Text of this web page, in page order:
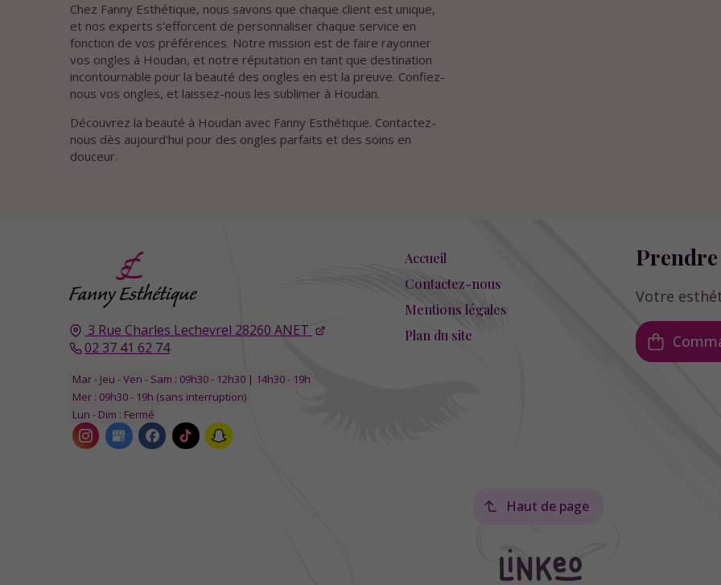
Chez Fanny Esthétique, nous savons que chaque client est unique,
et nos experts s'efforcent de personnaliser chaque service en
fonction de vos préférences. Notre mission est de faire rayonner
vos ongles à Houdan, et notre réputation en tant que destination
incontournable pour la beauté des ongles en est la preuve. Confiez-
nous vos ongles, et laissez-nous les sublimer à Houdan.
Découvrez la beauté à Houdan avec Fanny Esthétique. Contactez-
nous dès aujourd'hui pour des ongles parfaits et des soins en
douceur.
3 Rue Charles Lechevrel 28260 ANET
02 37 41 62 74
Mar - Jeu - Ven - Sam : 09h30 - 12h30 | 14h30 - 19h
Mer : 09h30 - 19h (sans interruption)
Lun - Dim : Fermé
Accueil
Contactez-nous
Mentions légales
Plan du site
Votre
Haut de page